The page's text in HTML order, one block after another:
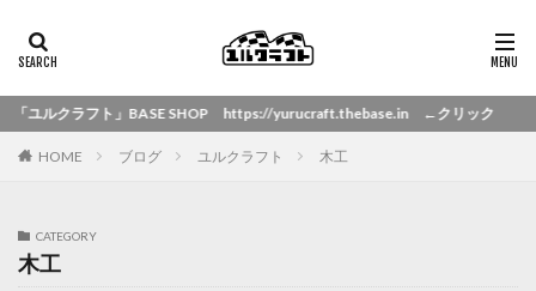
フト」BASE SHOP https://yurucraft.thebase.in ←クリック
HOME ブログ ユルクラフト 木工
CATEGORY
木工